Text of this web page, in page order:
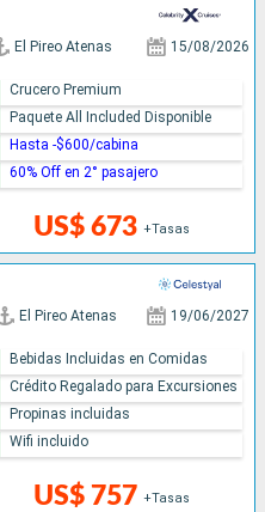
El Pireo Atenas 15/08/2026
US$ 673 +Tasas
Crucero Premium
Paquete All Included Disponible
Hasta -$600/cabina
60% Off en 2° pasajero
El Pireo Atenas 19/06/2027
US$ 757 +Tasas
Bebidas Incluidas en Comidas
Crédito Regalado para Excursiones
Propinas incluidas
Wifi incluido